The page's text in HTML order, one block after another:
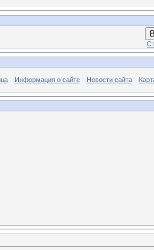
Информация о сайте Новости сайта